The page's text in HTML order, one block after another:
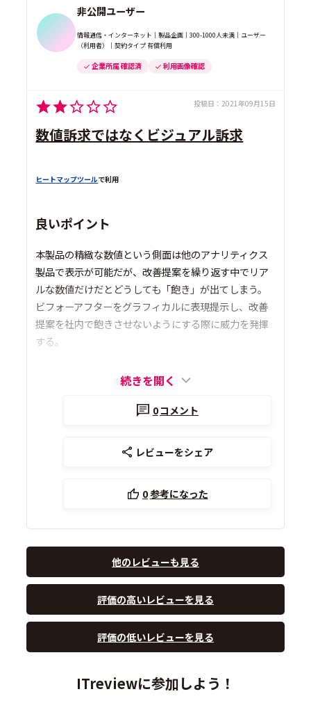
非公開ユーザー
情報通信・インターネット｜製品企画｜300-1000人未満｜ユーザー
（利用者）｜契約タイプ 有償利用
企業所属 確認済 利用画像確認
投稿日： 2021年09月15日
数値訴求ではなくビジュアル訴求
ヒートマップツールで利用
良いポイント
本製品の精緻な数値という側面は他のアナリティクス
製品で表示が可能だが、改善提案を繰り返す中でリア
ルな数値だけだとどうしても「飽き」が出てしまう。
ビフォーアフターをグラフィカルに表現提示し、改善
提案を社内で飽きさせないようにする際に威力を発揮
する。
続きを開く
0コメント
レビューをシェア
0参考になった
他のレビューも見る
評価の高いレビューを見る
評価の低いレビューを見る
ITreviewに参加しよう！